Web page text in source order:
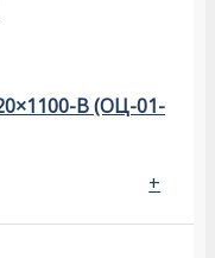
B (ОЦ-01-
+